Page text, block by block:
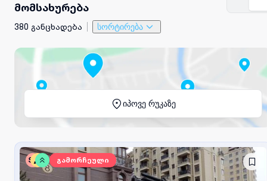
მომსახურება
380 განცხადება სორტირება
იპოვე რუკაზე
SV გამორჩეული